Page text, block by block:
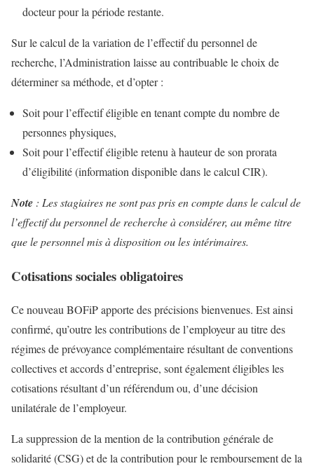
docteur pour la période restante.
Sur le calcul de la variation de l’effectif du personnel de
recherche, l’Administration laisse au contribuable le choix de
déterminer sa méthode, et d’opter :
Soit pour l’effectif éligible en tenant compte du nombre de
personnes physiques,
Soit pour l’effectif éligible retenu à hauteur de son prorata
d’éligibilité (information disponible dans le calcul CIR).
Note : Les stagiaires ne sont pas pris en compte dans le calcul de
l’effectif du personnel de recherche à considérer, au même titre
que le personnel mis à disposition ou les intérimaires.
Cotisations sociales obligatoires
Ce nouveau BOFiP apporte des précisions bienvenues. Est ainsi
confirmé, qu’outre les contributions de l’employeur au titre des
régimes de prévoyance complémentaire résultant de conventions
collectives et accords d’entreprise, sont également éligibles les
cotisations résultant d’un référendum ou, d’une décision
unilatérale de l’employeur.
La suppression de la mention de la contribution générale de
solidarité (CSG) et de la contribution pour le remboursement de la